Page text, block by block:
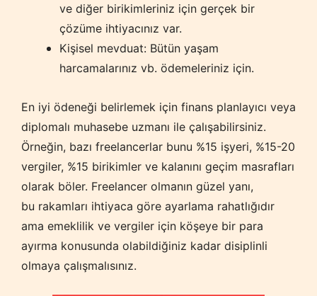
ve diğer birikimleriniz için gerçek bir
çözüme ihtiyacınız var.
Kişisel mevduat: Bütün yaşam
harcamalarınız vb. ödemeleriniz için.
En iyi ödeneği belirlemek için finans planlayıcı veya
diplomalı muhasebe uzmanı ile çalışabilirsiniz.
Örneğin, bazı freelancerlar bunu %15 işyeri, %15-20
vergiler, %15 birikimler ve kalanını geçim masrafları
olarak böler. Freelancer olmanın güzel yanı,
bu rakamları ihtiyaca göre ayarlama rahatlığıdır
ama emeklilik ve vergiler için köşeye bir para
ayırma konusunda olabildiğiniz kadar disiplinli
olmaya çalışmalısınız.